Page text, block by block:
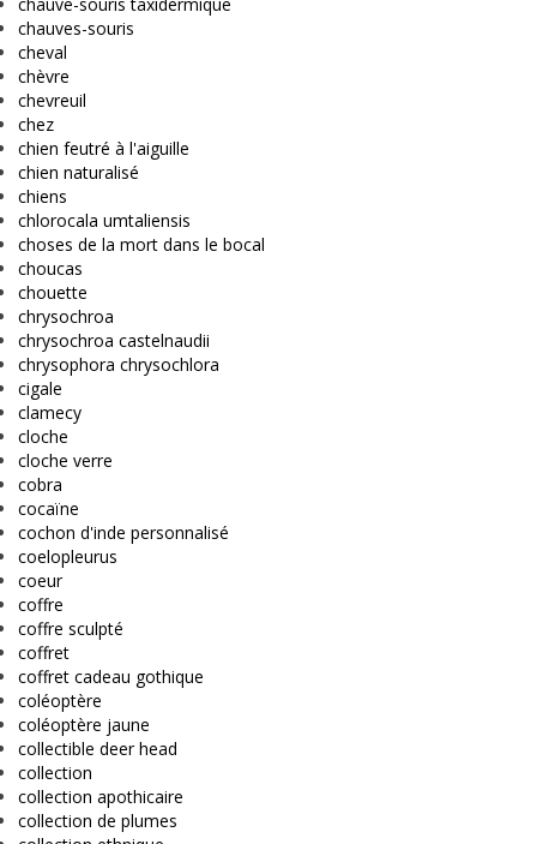
chauves-souris
cheval
chèvre
chevreuil
chez
chien feutré à l'aiguille
chien naturalisé
chiens
chlorocala umtaliensis
choses de la mort dans le bocal
choucas
chouette
chrysochroa
chrysochroa castelnaudii
chrysophora chrysochlora
cigale
clamecy
cloche
cloche verre
cobra
cocaïne
cochon d'inde personnalisé
coelopleurus
coeur
coffre
coffre sculpté
coffret
coffret cadeau gothique
coléoptère
coléoptère jaune
collectible deer head
collection
collection apothicaire
collection de plumes